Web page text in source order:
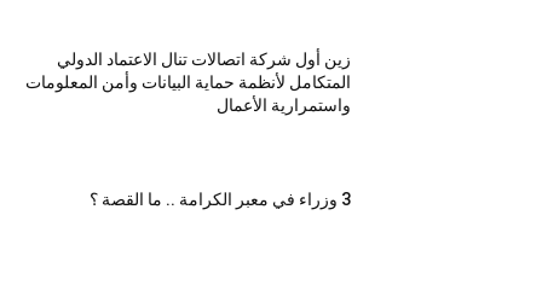
زين أول شركة اتصالات تنال الاعتماد الدولي
المتكامل لأنظمة حماية البيانات وأمن المعلومات
واستمرارية الأعمال
3 وزراء في معبر الكرامة .. ما القصة ؟